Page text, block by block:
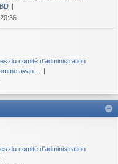
du comité d'administration
avan…
du comité d'administration